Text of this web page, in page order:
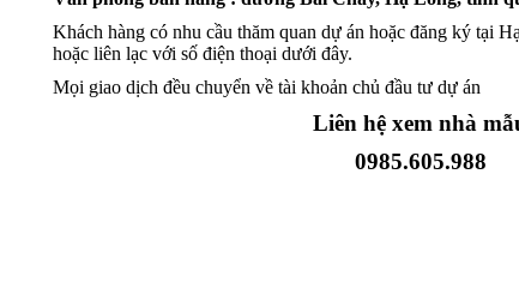
Khách hàng có nhu cầu thăm quan dự án hoặc đăng ký tại
hoặc liên lạc với số điện thoại dưới đây.
Mọi giao dịch đều chuyển về tài khoản chủ đầu tư dự án
Liên hệ xem nhà
0985.605.988